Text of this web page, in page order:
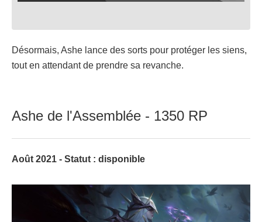
Désormais, Ashe lance des sorts pour protéger les siens,
tout en attendant de prendre sa revanche.
Ashe de l'Assemblée - 1350 RP
Août 2021 - Statut : disponible